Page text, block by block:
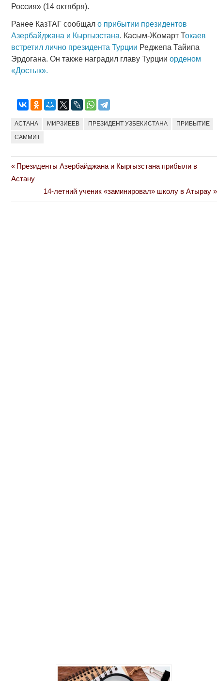
Россия» (14 октября).
Ранее КазТАГ сообщал о прибытии президентов
Азербайджана и Кыргызстана. Касым-Жомарт Токаев
встретил лично президента Турции Реджепа Тайипа
Эрдогана. Он также наградил главу Турции орденом
«Достык».
АСТАНА МИРЗИЕЕВ ПРЕЗИДЕНТ УЗБЕКИСТАНА ПРИБЫТИЕ
САММИТ
Навигация
Previous
Post:
Президенты Азербайджана и Кыргызстана прибыли в
Астану
Next
Post:
14-летний ученик «заминировал» школу в Атырау